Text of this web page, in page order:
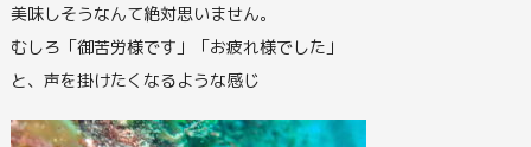
美味しそうなんて絶対思いません。
むしろ「御苦労様です」「お疲れ様でした」
と、声を掛けたくなるような感じ